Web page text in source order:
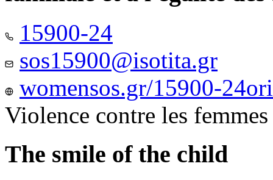
15900-24
sos15900@isotita.gr
womensos.gr/15900-
Violence contre les femmes
The smile of the child